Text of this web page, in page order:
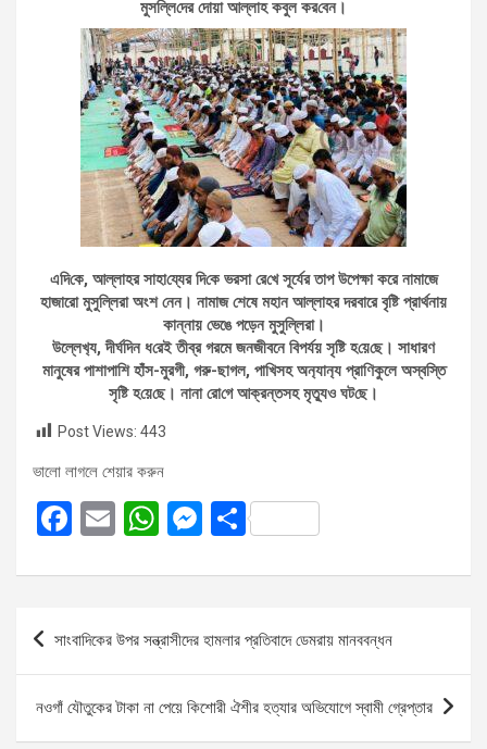
মুস‌ল্লি‌দের দোয়া আল্লাহ কবুল কর‌বেন।
এদি‌কে, আল্লাহর সাহা‌য্যের দি‌কে ভরসা রে‌খে সূর্যের তাপ উপেক্ষা করে নামাজে
হাজারো মুসুল্লিরা অংশ নেন। নামাজ শেষে মহান আল্লাহর দরবারে বৃষ্টি প্রার্থনায়
কান্নায় ভেঙে পড়েন মুসুল্লিরা।
উল্লেখ‌্য, দীর্ঘদিন ধ‌রেই তীব্র গরমে জনজীবনে বিপর্যয় সৃ‌ষ্টি হ‌য়ে‌ছে। সাধারণ
মানুষের পাশাপা‌শি হাঁস-মুরগী, গরু-ছাগল, পা‌খিসহ অন‌্যান‌্য প্রা‌ণিকুলে অস্ব‌স্তি
সৃ‌ষ্টি হ‌য়ে‌ছে। নানা রো‌গে আক্রন্তসহ মৃত‌্যুও ঘট‌ছে।
Post Views: 443
ভালো লাগলে শেয়ার করুন
F
ce
b
o
o
k
E
ail
W
at
s
A
p
p
M
se
g
er
S
ar
e
Post
সাংবাদিকের উপর সন্ত্রাসীদের হামলার প্রতিবাদে ডেমরায় মানববন্ধন
নওগাঁ যৌতুকের টাকা না পেয়ে কিশোরী ঐশীর হত্যার অভিযোগে স্বামী গ্রেপ্তার